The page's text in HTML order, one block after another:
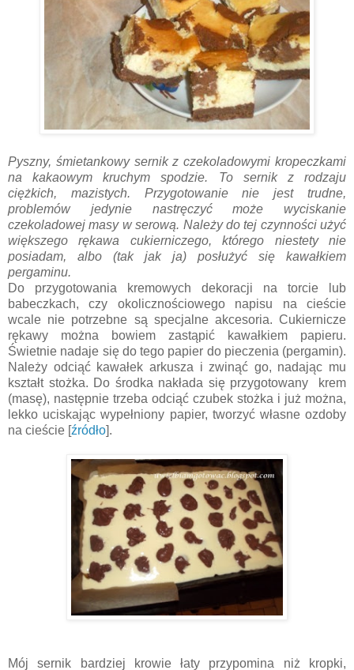
Pyszny, śmietankowy sernik z czekoladowymi kropeczkami
na kakaowym kruchym spodzie. To sernik z rodzaju
ciężkich, mazistych. Przygotowanie nie jest trudne,
problemów jedynie nastręczyć może wyciskanie
czekoladowej masy w serową. Należy do tej czynności użyć
większego rękawa cukierniczego, którego niestety nie
posiadam, albo (tak jak ja) posłużyć się kawałkiem
pergaminu.
Do przygotowania kremowych dekoracji na torcie lub
babeczkach, czy okolicznościowego napisu na cieście
wcale nie potrzebne są specjalne akcesoria. Cukiernicze
rękawy można bowiem zastąpić kawałkiem papieru.
Świetnie nadaje się do tego papier do pieczenia (pergamin).
Należy odciąć kawałek arkusza i zwinąć go, nadając mu
kształt stożka. Do środka nakłada się przygotowany krem
(masę), następnie trzeba odciąć czubek stożka i już można,
lekko uciskając wypełniony papier, tworzyć własne ozdoby
na cieście [źródło].
Mój sernik bardziej krowie łaty przypomina niż kropki,